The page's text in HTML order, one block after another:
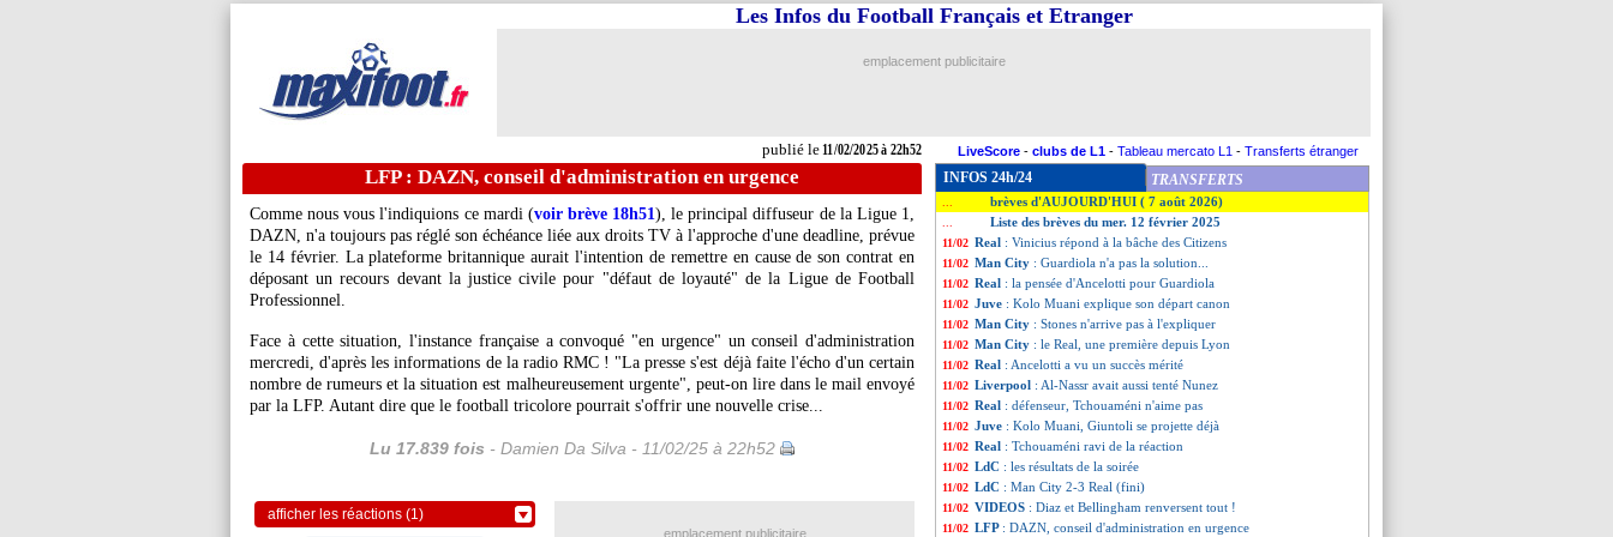
publié le11/02/2025 à 22h52
Les Infos du Football Français et Etranger
emplacement publicitaire
LiveScore - clubs de L1 - Tableau mercato L1 - Transferts étranger
LFP : DAZN, conseil d'administration en urgence
Comme nous vous l'indiquions ce mardi (voir brève 18h51), le principal diffuseur de la Ligue 1,
DAZN, n'a toujours pas réglé son échéance liée aux droits TV à l'approche d'une deadline, prévue
le 14 février. La plateforme britannique aurait l'intention de remettre en cause de son contrat en
déposant un recours devant la justice civile pour "défaut de loyauté" de la Ligue de Football
Professionnel.
Face à cette situation, l'instance française a convoqué "en urgence" un conseil d'administration
mercredi, d'après les informations de la radio RMC ! "La presse s'est déjà faite l'écho d'un certain
nombre de rumeurs et la situation est malheureusement urgente", peut-on lire dans le mail envoyé
par la LFP. Autant dire que le football tricolore pourrait s'offrir une nouvelle crise...
Lu 17.839 fois - Damien Da Silva - 11/02/25 à 22h52
afficher les réactions (1)
INFOS 24h/24 TRANSFERTS
brèves d'AUJOURD'HUI ( 7 août 2026)
Liste des brèves du mer. 12 février 2025
11/02 Real : Vinicius répond à la bâche des Citizens
11/02 Man City : Guardiola n'a pas la solution...
11/02 Real : la pensée d'Ancelotti pour Guardiola
11/02 Juve : Kolo Muani explique son départ canon
11/02 Man City : Stones n'arrive pas à l'expliquer
11/02 Man City : le Real, une première depuis Lyon
11/02 Real : Ancelotti a vu un succès mérité
11/02 Liverpool : Al-Nassr avait aussi tenté Nunez
11/02 Real : défenseur, Tchouaméni n'aime pas
11/02 Juve : Kolo Muani, Giuntoli se projette déjà
11/02 Real : Tchouaméni ravi de la réaction
11/02 LdC : les résultats de la soirée
11/02 LdC : Man City 2-3 Real (fini)
11/02 VIDEOS : Diaz et Bellingham renversent tout !
11/02 LFP : DAZN, conseil d'administration en urgence
emplacement publicitaire